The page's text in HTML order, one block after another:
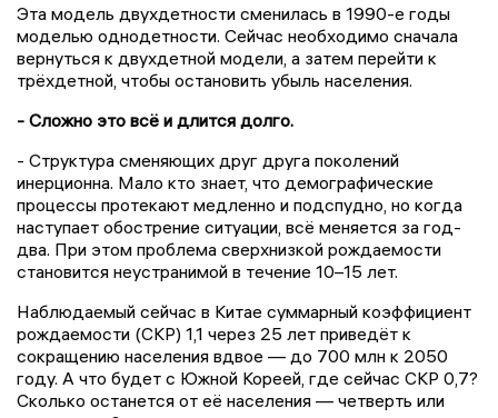
Эта модель двухдетности сменилась в 1990-е годы
моделью однодетности. Сейчас необходимо сначала
вернуться к двухдетной модели, а затем перейти к
трёхдетной, чтобы остановить убыль населения.
- Сложно это всё и длится долго.
- Структура сменяющих друг друга поколений
инерционна. Мало кто знает, что демографические
процессы протекают медленно и подспудно, но когда
наступает обострение ситуации, всё меняется за год-
два. При этом проблема сверхнизкой рождаемости
становится неустранимой в течение 10–15 лет.
Наблюдаемый сейчас в Китае суммарный коэффициент
рождаемости (СКР) 1,1 через 25 лет приведёт к
сокращению населения вдвое — до 700 млн к 2050
году. А что будет с Южной Кореей, где сейчас СКР 0,7?
Сколько останется от её населения — четверть или